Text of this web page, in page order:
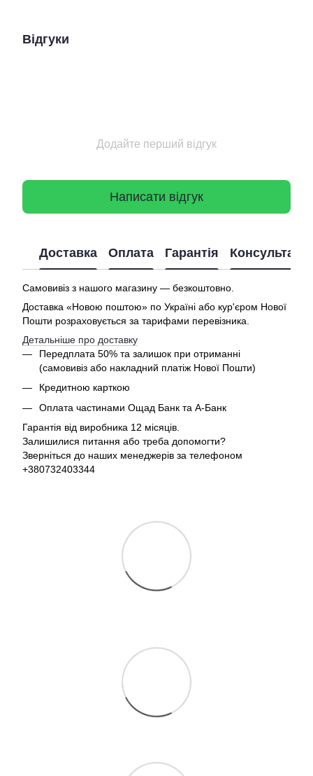
Відгуки
Додайте перший відгук
Написати відгук
Доставка Оплата Гарантія Консультація
Самовивіз з нашого магазину — безкоштовно.
Доставка «Новою поштою» по Україні або кур'єром Нової
Пошти розраховується за тарифами перевізника.
Детальніше про доставку
Передплата 50% та залишок при отриманні
(самовивіз або накладний платіж Нової Пошти)
Кредитною карткою
Оплата частинами Ощад Банк та А-Банк
Гарантія від виробника 12 місяців.
Залишилися питання або треба допомогти?
Зверніться до наших менеджерів за телефоном
+380732403344